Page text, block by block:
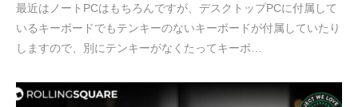
最近はノートPCはもちろんですが、デスクトップPCに付属して
いるキーボードでもテンキーのないキーボードが付属していたり
しますので、別にテンキーがなくたってキーボ…